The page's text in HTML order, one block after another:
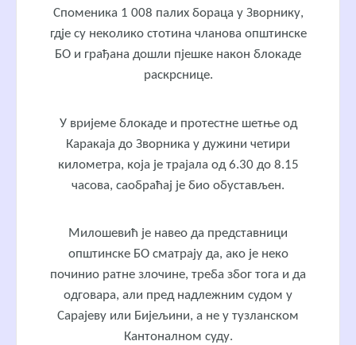
Споменика 1 008 палих бораца у Зворнику,
гдје су неколико стотина чланова општинске
БО и грађана дошли пјешке након блокаде
раскрснице.
У вријеме блокаде и протестне шетње од
Каракаја до Зворника у дужини четири
километра, која је трајала од 6.30 до 8.15
часова, саобраћај је био обустављен.
Милошевић је навео да представници
општинске БО сматрају да, ако је неко
починио ратне злочине, треба због тога и да
одговара, али пред надлежним судом у
Сарајеву или Бијељини, а не у тузланском
Кантоналном суду.